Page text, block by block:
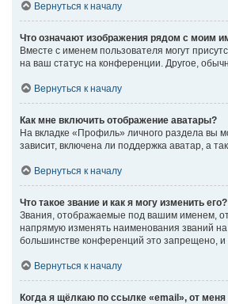
Вернуться к началу
Что означают изображения рядом с моим
Вместе с именем пользователя могут
на ваш статус на конференции. Другое,
Вернуться к началу
Как мне включить отображение аватары?
На вкладке «Профиль» личного раздела вы
зависит, включена ли поддержка аватар, а
Вернуться к началу
Что такое звание и как я могу изменить его?
Звания, отображаемые под вашим именем,
напрямую изменять наименования званий
большинстве конференций это запрещено,
Вернуться к началу
Когда я щёлкаю по ссылке «email», от